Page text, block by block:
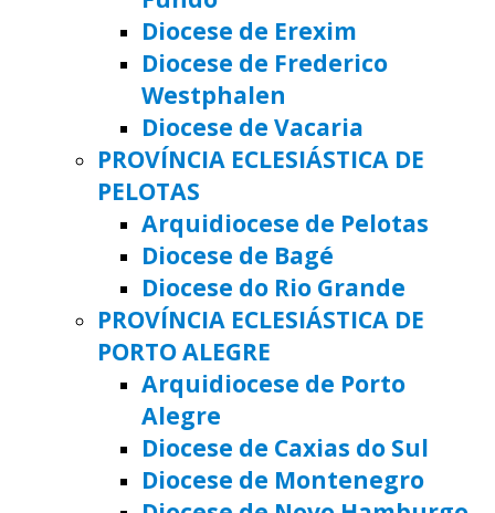
Diocese de Erexim
Diocese de Frederico
Westphalen
Diocese de Vacaria
PROVÍNCIA ECLESIÁSTICA DE
PELOTAS
Arquidiocese de Pelotas
Diocese de Bagé
Diocese do Rio Grande
PROVÍNCIA ECLESIÁSTICA DE
PORTO ALEGRE
Arquidiocese de Porto
Alegre
Diocese de Caxias do Sul
Diocese de Montenegro